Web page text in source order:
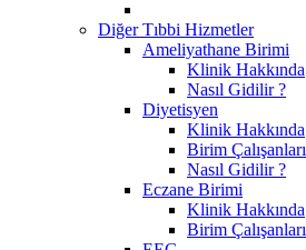
Diğer Tıbbi Hizmetler
Ameliyathane Birimi
Klinik Hakkında
Nasıl Gidilir ?
Diyetisyen
Klinik Hakkında
Birim Çalışanları
Nasıl Gidilir ?
Eczane Birimi
Klinik Hakkında
Birim Çalışanları